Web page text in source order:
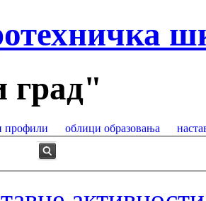
град"
профили облици образовања